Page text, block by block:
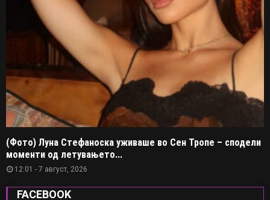
(Фото) Луна Стефаноска уживаше во Сен Тропе – сподели
моменти од летувањето...
12:01 - 7 август, 2026
FACEBOOK